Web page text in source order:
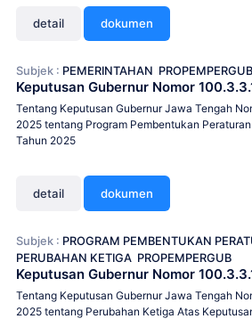
detail dokumen
Subjek : PEMERINTAHAN PROPEMPERGUB
Keputusan Gubernur Nomor
Tentang Keputusan Gubernur Jawa Tengah
2025 tentang Program Pembentukan
Tahun 2025
detail dokumen
Subjek : PROGRAM PEMBENTUKAN
PERUBAHAN KETIGA PROPEMPERGUB
Keputusan Gubernur Nomor
Tentang Keputusan Gubernur Jawa Tengah
2025 tentang Perubahan Ketiga Atas